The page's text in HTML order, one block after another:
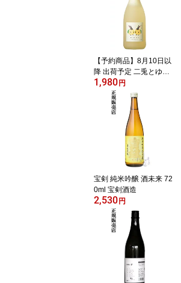
【予約商品】8月10日以
降 出荷予定 二兎とゆず 7
20ml リキュール 丸石醸
1,980円
宝剣 純米吟醸 酒未来 72
0ml 宝剣酒造
2,530円